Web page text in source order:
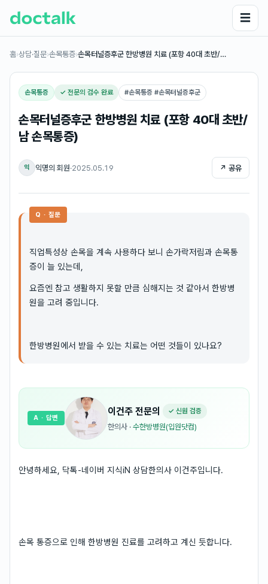
☰
홈›상담·질문›손목통증›손목터널증후군 한방병원 치료 (포항 40대 초반/…
손목통증 ✓ 전문의 검수 완료 #손목통증 #손목터널증후군
손목터널증후군 한방병원 치료 (포항 40대 초반/
남 손목통증)
익 익명의 회원·2025.05.19 ↗ 공유
Q · 질문
직업특성상 손목을 계속 사용하다 보니 손가락저림과 손목통
증이 늘 있는데,
요즘엔 참고 생활하지 못할 만큼 심해지는 것 같아서 한방병
원을 고려 중입니다.
한방병원에서 받을 수 있는 치료는 어떤 것들이 있나요?
이건주 전문의 ✓ 신원 검증
한의사 · 수한방병원(입원닷컴)
A · 답변
안녕하세요, 닥톡-네이버 지식iN 상담한의사 이건주입니다.
손목 통증으로 인해 한방병원 진료를 고려하고 계신 듯합니다.